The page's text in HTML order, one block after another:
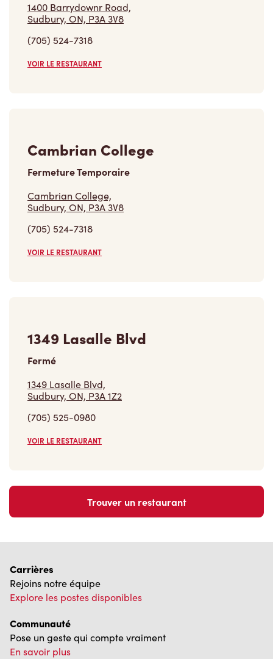
1400 Barrydownr Road,
Sudbury, ON, P3A 3V8
(705) 524-7318
VOIR LE RESTAURANT
Cambrian College
Fermeture Temporaire
Cambrian College,
Sudbury, ON, P3A 3V8
(705) 524-7318
VOIR LE RESTAURANT
1349 Lasalle Blvd
Fermé
1349 Lasalle Blvd,
Sudbury, ON, P3A 1Z2
(705) 525-0980
VOIR LE RESTAURANT
Trouver un restaurant
Carrières
Rejoins notre équipe
Explore les postes disponibles
Communauté
Pose un geste qui compte vraiment
En savoir plus